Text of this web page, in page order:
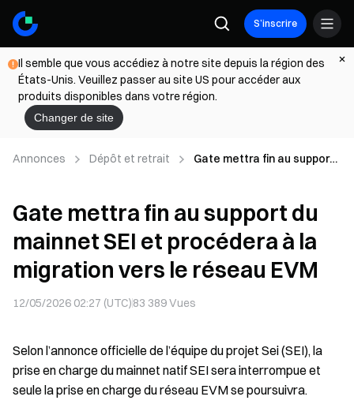
S’inscrire
Il semble que vous accédiez à notre site depuis la région des
États-Unis. Veuillez passer au site US pour accéder aux
produits disponibles dans votre région.
Changer de site
Annonces Dépôt et retrait
Gate mettra fin au support
vers le réseau EVM
Gate mettra fin au support du
mainnet SEI et procédera à la
migration vers le réseau EVM
12/05/2026 02:27 (UTC)83 389Vues
Selon l’annonce officielle de l’équipe du projet Sei (SEI), la
prise en charge du mainnet natif SEI sera interrompue et
seule la prise en charge du réseau EVM se poursuivra.